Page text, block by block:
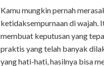
Kamu mungkin pernah
ketidaksempurnaan di wajah.
membuat keputusan yang
praktis yang telah banyak
yang hati-hati, hasilnya bisa